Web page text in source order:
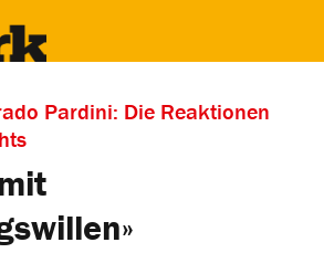
Pardini: Die Reaktionen